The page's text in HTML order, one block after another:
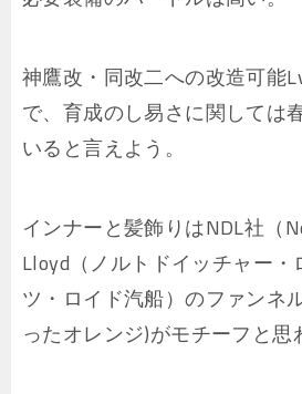
神鷹改・同改二への改造可能
で、育成のし易さに関しては
いると言えよう。
インナーと髪飾りはNDL社（
Lloyd（ノルトドイッチャー
ツ・ロイド汽船）のファンネ
ったオレンジ)がモチーフと思